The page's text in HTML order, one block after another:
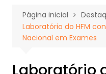
Página inicial
Laboratório do HFM
Nacional em Exames
Laboratório